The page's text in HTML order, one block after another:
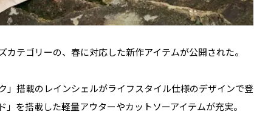
テゴリーの、春に対応した新作アイテムが公開された。
」搭載のレインシェルがライフスタイル仕様のデザインで登
を搭載した軽量アウターやカットソーアイテムが充実。